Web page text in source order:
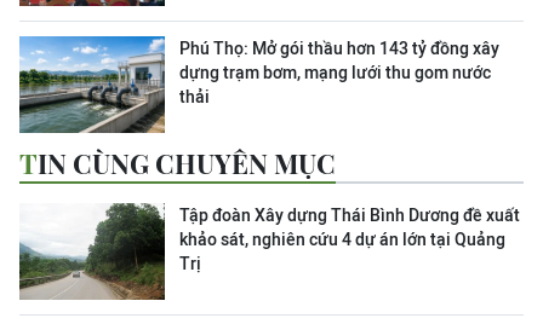
Phú Thọ: Mở gói thầu hơn 143 tỷ đồng xây
dựng trạm bơm, mạng lưới thu gom nước
thải
TIN CÙNG CHUYÊN MỤC
Tập đoàn Xây dựng Thái Bình Dương đề xuất
khảo sát, nghiên cứu 4 dự án lớn tại Quảng
Trị